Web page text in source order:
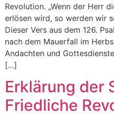
Revolution. „Wenn der Herr
erlösen wird, so werden wir
Dieser Vers aus dem 126.
nach dem Mauerfall im
Andachten und
[…]
Erklärung der
Friedliche